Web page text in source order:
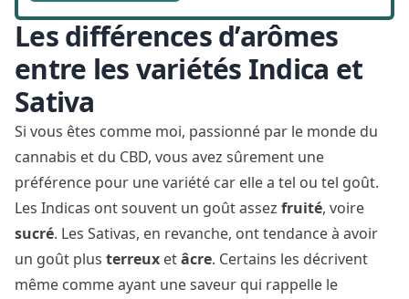
Les différences d’arômes
entre les variétés Indica et
Sativa
Si vous êtes comme moi, passionné par le monde du
cannabis et du CBD, vous avez sûrement une
préférence pour une variété car elle a tel ou tel goût.
Les Indicas ont souvent un goût assez fruité, voire
sucré. Les Sativas, en revanche, ont tendance à avoir
un goût plus terreux etâcre. Certains les décrivent
même comme ayant une saveur qui rappelle le